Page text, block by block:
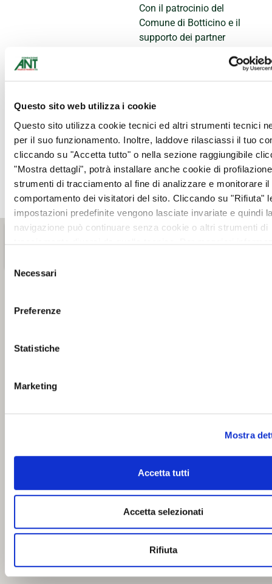
Questo sito web utilizza i cookie
Questo sito utilizza cookie tecnici ed altri strumenti tecnici
per il suo funzionamento. Inoltre, laddove rilasciassi il tuo
cliccando su "Accetta tutto" o nella sezione raggiungibile
"Mostra dettagli", potrà installare anche cookie di
strumenti di tracciamento al fine di analizzare e monitorare il
comportamento dei visitatori del sito. Cliccando su "Rifiuta"
impostazioni predefinite vengono lasciate invariate e quindi
navigazione può continuare senza cookie o altri strumenti di
delNecessari
Preferenze
Statistiche
Marketing
Mostra
Accetta tutti
Accetta selezionati
Rifiuta
Con il patrocinio del
Comune di Botticino e il
supporto dei partner
conferma un appuntamento
sport e attenzione concreta
verso chi ha bisogno.
Vi aspettiamo numerosi per
vivere insieme una serata
speciale all’insegna del
rugby e della solidarieta’.